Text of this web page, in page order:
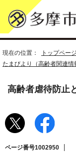
現在の位置： トップページ
たまびより（高齢者関連情
高齢者虐待防止
ページ番号1002950